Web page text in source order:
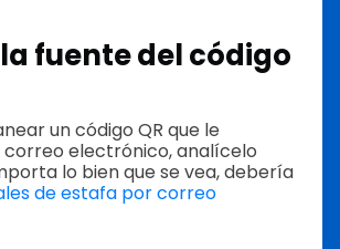
fuente del código
un código QR que le
electrónico, analícelo
lo bien que se vea, debería
de estafa por correo